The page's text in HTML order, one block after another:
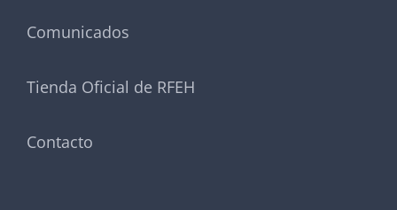
Comunicados
Tienda Oficial de RFEH
Contacto